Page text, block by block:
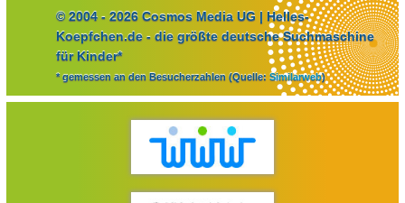
© 2004 - 2026 Cosmos Media UG | Helles-
Koepfchen.de - die größte deutsche Suchmaschine
für Kinder*
* gemessen an den Besucherzahlen (Quelle: Similarweb)